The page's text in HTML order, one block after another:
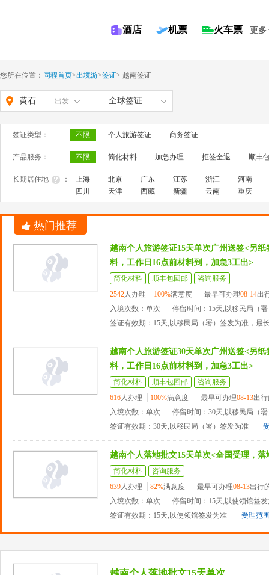
酒店 机票 火车票 更多
您所在位置： 同程首页>出境游>签证> 越南签证
黄石 出发 全球签证
签证类型： 不限 个人旅游签证 商务签证
产品服务： 不限 简化材料 加急办理 拒签全退 顺丰
长期居住地 ： 上海 北京 广东 江苏 浙江
河南
四川
天津 西藏 新疆 云南 重庆
热门推荐
越南个人旅游签证15天单次广州送签<另
料，工作日16点前材料到，加急3工出>
简化材料 顺丰包回邮
咨询服务
2542人办理 100%满意度 最早可办理08-14出
入境次数：单次
停留时间：15天,以移民局（
签证有效期：15天,以移民局（署）签发为准，最
越南个人旅游签证30天单次广州送签<另
料，工作日16点前材料到，加急3工出>
简化材料 顺丰包回邮
咨询服务
616人办理 100%满意度 最早可办理08-13出
入境次数：单次
停留时间：30天,以移民局（
签证有效期：30天,以移民局（署）签发为准
越南个人落地批文15天单次<全国受理，
简化材料
咨询服务
639人办理 82%满意度 最早可办理08-13出行
入境次数：单次
停留时间：15天,以使领馆签
签证有效期：15天,以使领馆签发为准
受理范
越南个人落地批文15天单次